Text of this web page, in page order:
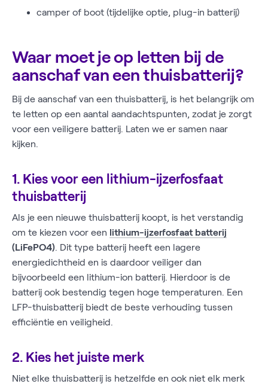
camper of boot (tijdelijke optie, plug-in batterij)
Waar moet je op letten bij de
aanschaf van een thuisbatterij?
Bij de aanschaf van een thuisbatterij, is het belangrijk om
te letten op een aantal aandachtspunten, zodat je zorgt
voor een veiligere batterij. Laten we er samen naar
kijken.
1. Kies voor een lithium-ijzerfosfaat
thuisbatterij
Als je een nieuwe thuisbatterij koopt, is het verstandig
om te kiezen voor een lithium-ijzerfosfaat batterij
(LiFePO4). Dit type batterij heeft een lagere
energiedichtheid en is daardoor veiliger dan
bijvoorbeeld een lithium-ion batterij. Hierdoor is de
batterij ook bestendig tegen hoge temperaturen. Een
LFP-thuisbatterij biedt de beste verhouding tussen
efficiëntie en veiligheid.
2. Kies het juiste merk
Niet elke thuisbatterij is hetzelfde en ook niet elk merk